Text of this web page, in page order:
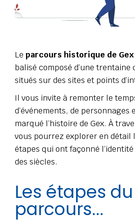
Le parcours historique de Gex
balisé composé d’une trentaine
situés sur des sites et points
Il vous invite à remonter le
d’événements, de personnages
marqué l’histoire de Gex. À
vous pourrez explorer en détail
étapes qui ont façonné
des siècles.
Les étapes du
parcours...